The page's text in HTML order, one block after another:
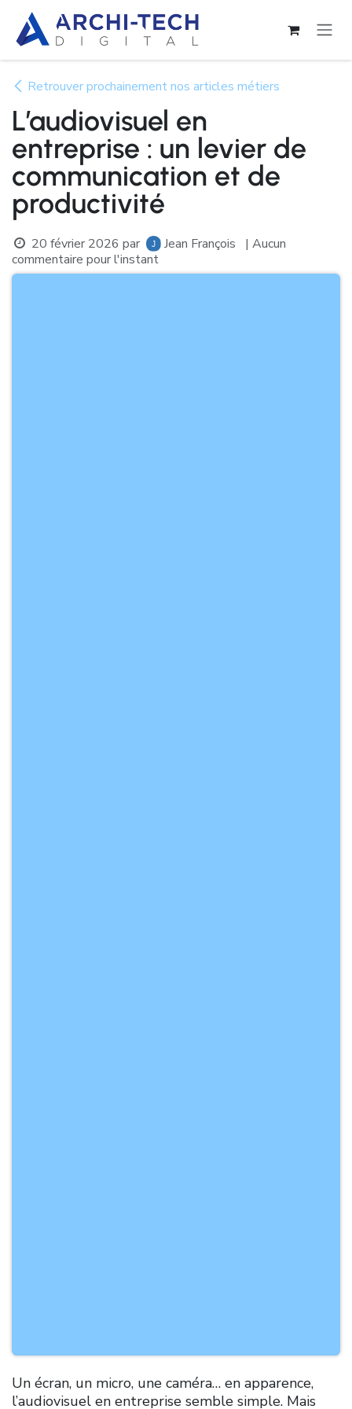
Retrouver prochainement nos articles métiers
L’audiovisuel en
entreprise : un levier de
communication et de
productivité
20 février 2026 par Jean François
| Aucun
commentaire pour l'instant
Un écran, un micro, une caméra… en apparence,
l’audiovisuel en entreprise semble simple. Mais